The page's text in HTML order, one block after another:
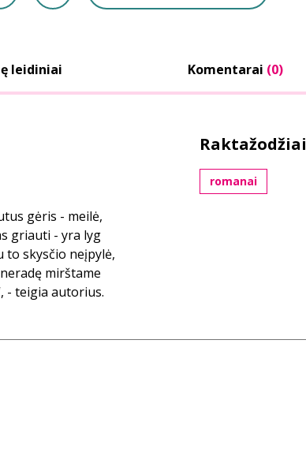
leidiniai Komentarai (0)
gėris - meilė,
griauti - yra lyg
to skysčio neįpylė,
mirštame
- teigia autorius.
Raktažodžiai
romanai